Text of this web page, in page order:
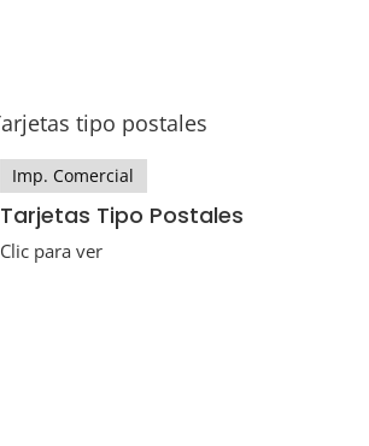
Imp. Comercial
Tarjetas Tipo Postales
Clic para ver